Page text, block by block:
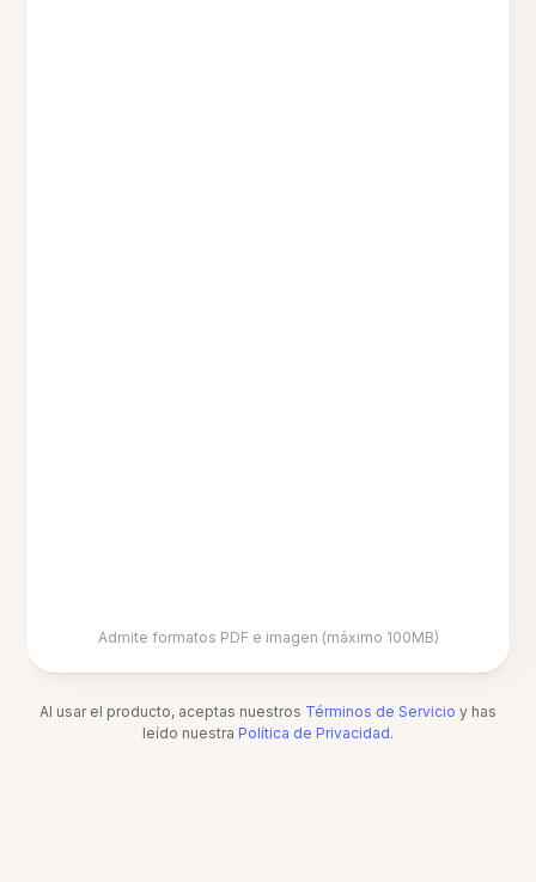
Admite formatos PDF e imagen (máximo 100MB)
Al usar el producto, aceptas nuestros Términos de Servicio y has
leído nuestra Política de Privacidad.